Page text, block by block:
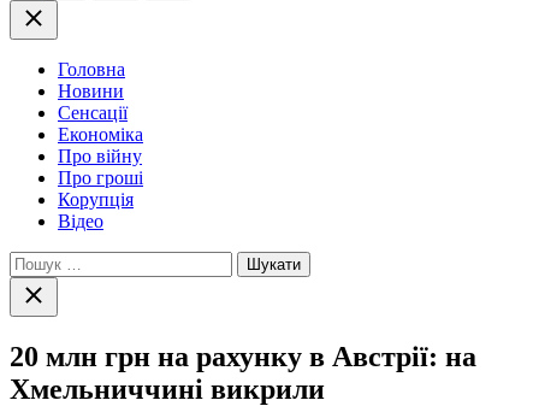
Закрити
Головна
Новини
Сенсації
Економіка
Про війну
Про гроші
Корупція
Відео
Пошук:
Закрити
пошук
20 млн грн на рахунку в Австрії: на
Хмельниччині викрили